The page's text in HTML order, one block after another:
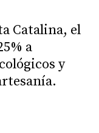
Catalina, el
a
y